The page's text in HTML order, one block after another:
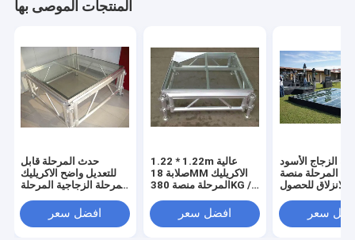
المنتجات الموصى بها
حدث المرحلة قابل
للتعديل واضح الاكريليك
المرحلة الزجاجية المرحلة
افضل سعر
1.22 * 1.22m عالية
صلابة 18MM الاكريليك
المرحلة منصة 380KG /
افضل سعر
الزجاج الأسود
المرحلة منصة
للانزلاق للحصول
سعر